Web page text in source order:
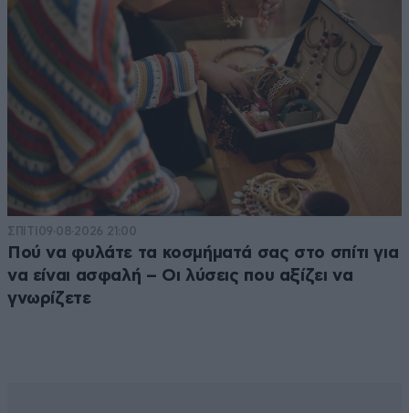
ΣΠΙΤΙ 09·08·2026 21:00
Πού να φυλάτε τα κοσμήματά σας στο σπίτι για
να είναι ασφαλή – Οι λύσεις που αξίζει να
γνωρίζετε